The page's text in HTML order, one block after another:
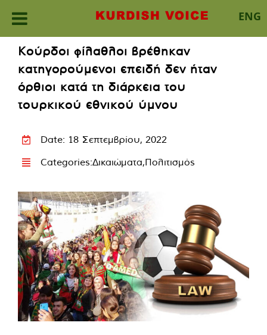
ENG
content
Κούρδοι φίλαθλοι βρέθηκαν
κατηγορούμενοι επειδή δεν ήταν
όρθιοι κατά τη διάρκεια του
τουρκικού εθνικού ύμνου
Date: 18 Σεπτεμβρίου, 2022
Categories:Δικαιώματα,Πολιτισμός